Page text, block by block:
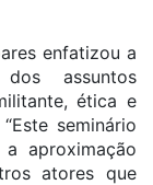
enfatizou a
dos assuntos
ética e
seminário
aproximação
atores que